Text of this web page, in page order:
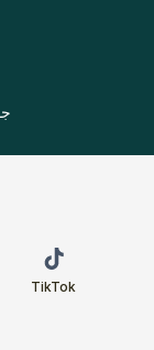
TikTok